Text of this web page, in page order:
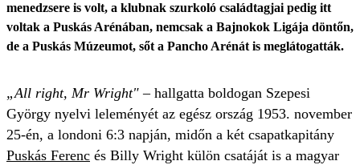
menedzsere is volt, a klubnak szurkoló családtagjai pedig itt
voltak a Puskás Arénában, nemcsak a Bajnokok Ligája döntőn,
de a Puskás Múzeumot, sőt a Pancho Arénát is meglátogatták.
„All right, Mr Wright" – hallgatta boldogan Szepesi
György nyelvi leleményét az egész ország 1953. november
25-én, a londoni 6:3 napján, midőn a két csapatkapitány
Puskás Ferenc és Billy Wright külön csatáját is a magyar